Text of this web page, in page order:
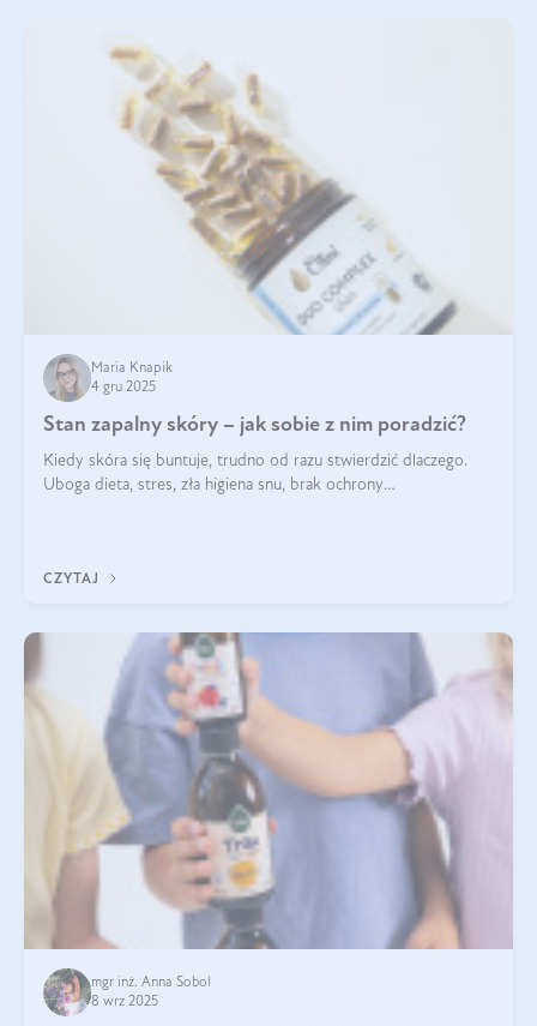
Maria Knapik
4 gru 2025
Stan zapalny skóry – jak sobie z nim poradzić?
Kiedy skóra się buntuje, trudno od razu stwierdzić dlaczego.
Uboga dieta, stres, zła higiena snu, brak ochrony
CZYTAJ
mgr inż. Anna Sobol
8 wrz 2025